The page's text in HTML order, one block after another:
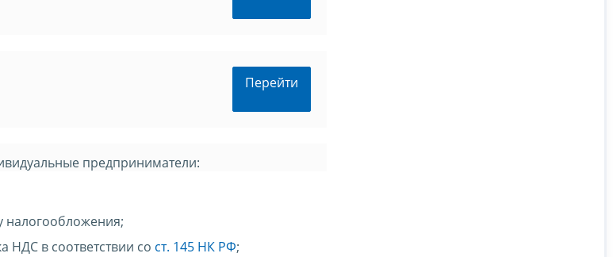
Перейти
предприниматели:
НДС в соответствии со ст. 145 НК РФ;